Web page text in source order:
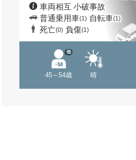
車両相互 小破事故
普通乗用車(1) 自転車(1)
死亡(0) 負傷(1)
45～54歳
他
晴